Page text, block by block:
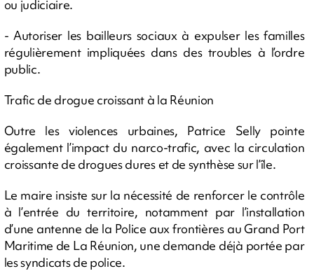
ou judiciaire.
- Autoriser les bailleurs sociaux à expulser les familles
régulièrement impliquées dans des troubles à l’ordre
public.
Trafic de drogue croissant à la Réunion
Outre les violences urbaines, Patrice Selly pointe
également l’impact du narco-trafic, avec la circulation
croissante de drogues dures et de synthèse sur l’île.
Le maire insiste sur la nécessité de renforcer le contrôle
à l’entrée du territoire, notamment par l’installation
d’une antenne de la Police aux frontières au Grand Port
Maritime de La Réunion, une demande déjà portée par
les syndicats de police.